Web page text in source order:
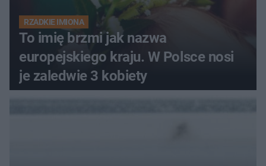
RZADKIE IMIONA
To imię brzmi jak nazwa
europejskiego kraju. W Polsce nosi
je zaledwie 3 kobiety